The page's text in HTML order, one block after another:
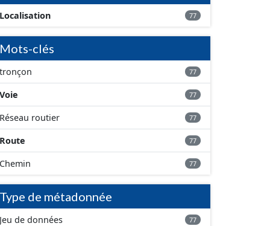
Localisation 77
Mots-clés
tronçon 77
Voie 77
Réseau routier 77
Route 77
Chemin 77
Type de métadonnée
Jeu de données 77